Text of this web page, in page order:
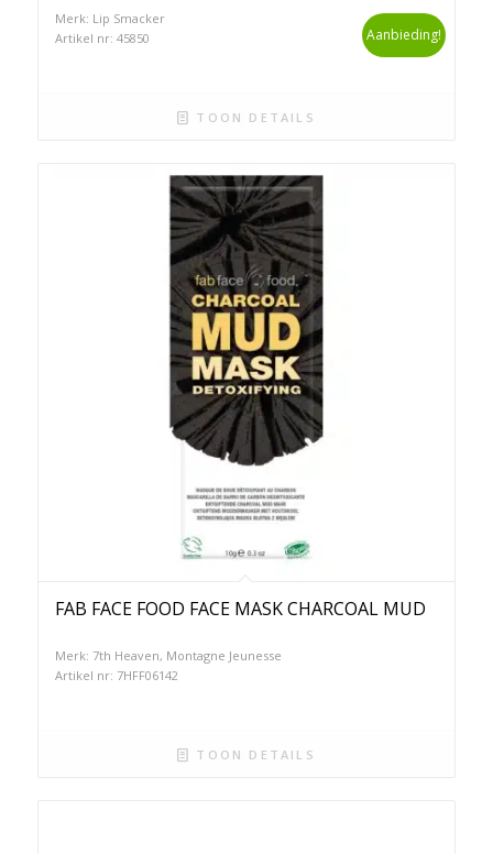
Merk: Lip Smacker
Artikel nr: 45850
Aanbieding!
TOON DETAILS
FAB FACE FOOD FACE MASK CHARCOAL MUD
Merk: 7th Heaven, Montagne Jeunesse
Artikel nr: 7HFF06142
TOON DETAILS